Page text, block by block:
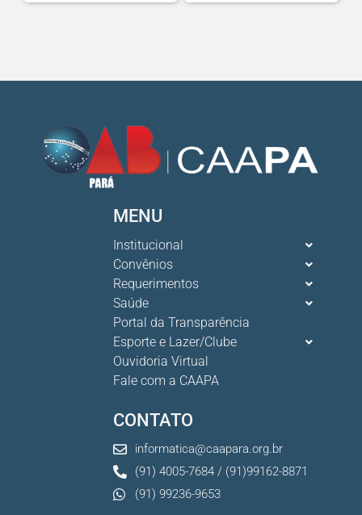
O domingo perfeito tem endereço certo: Clube da A s...
12 De Julho De 2026
10 De Julho De 2026
Ganhar tempo, automatizar tarefas e aumentar a pro s...
MENU
Institucional
Convênios
Requerimentos
Saúde
Portal da Transparência
Esporte e Lazer/Clube
Ouvidoria Virtual
Fale com a CAAPA
CONTATO
informatica@caapara.org.br
(91) 4005-7684 / (91)99162-8871
(91) 99236-9653